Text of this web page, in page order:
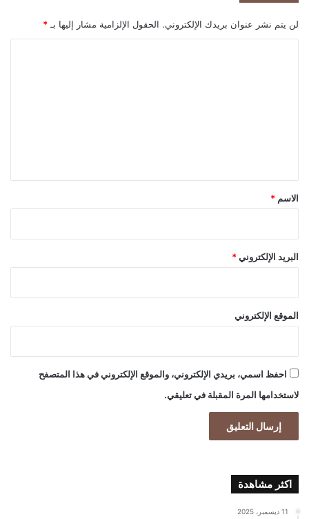
لن يتم نشر عنوان بريدك الإلكتروني. الحقول الإلزامية مشار إليها بـ *
*
الاسم *
البريد الإلكتروني *
الموقع الإلكتروني
احفظ اسمي، بريدي الإلكتروني، والموقع الإلكتروني في هذا المتصفح
لاستخدامها المرة المقبلة في تعليقي.
اكثر مشاهدة
11 ديسمبر، 2025